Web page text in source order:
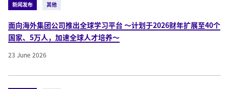
新闻发布 其他
面向海外集团公司推出全球学习平台 ～计划于2026财年扩展至40个
国家、5万人，加速全球人才培养～
23 June 2026